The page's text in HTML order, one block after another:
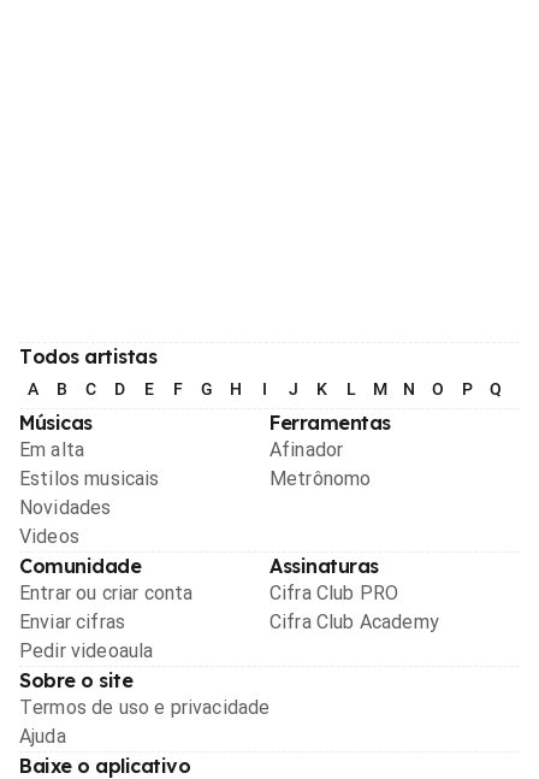
Todos artistas
A B C D E F G H I J K L M N O P Q
Músicas
Em alta
Estilos musicais
Novidades
Videos
Ferramentas
Afinador
Metrônomo
Comunidade
Entrar ou criar conta
Enviar cifras
Pedir videoaula
Assinaturas
Cifra Club PRO
Cifra Club Academy
Sobre o site
Termos de uso e privacidade
Ajuda
Baixe o aplicativo